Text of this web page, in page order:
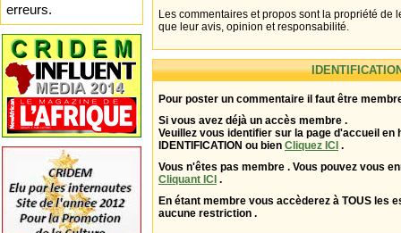
Les commentaires et propos sont la propriété de
que leur avis, opinion et responsabilité.
Pour poster un commentaire il faut être
Si vous avez déjà un accès membre .
Veuillez vous identifier sur la page d'accueil en
IDENTIFICATION ou bien Cliquez ICI .
Vous n'êtes pas membre . Vous pouvez vous
Cliquant ICI .
En étant membre vous accèderez à TOUS les
aucune restriction .